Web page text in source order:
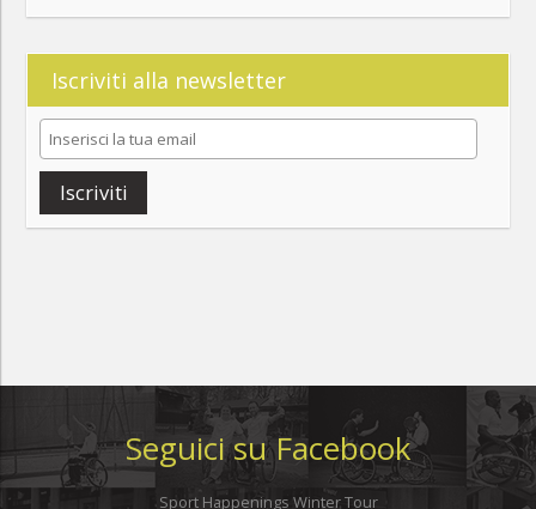
Iscriviti alla newsletter
Iscriviti
Seguici su Facebook
Sport Happenings Winter Tour